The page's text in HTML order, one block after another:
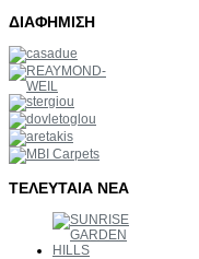
ΔΙΑΦΗΜΙΣΗ
ΤΕΛΕΥΤΑΙΑ ΝΕΑ